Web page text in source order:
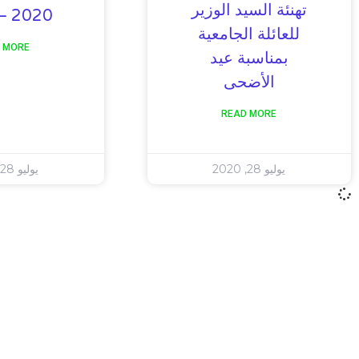
تهنئة السيد الوزير
للعائلة الجامعية
بمناسبة عيد
الأضحى
READ MORE
يوليو 28, 2020
2020 – 2021
يوليو 28, 2020